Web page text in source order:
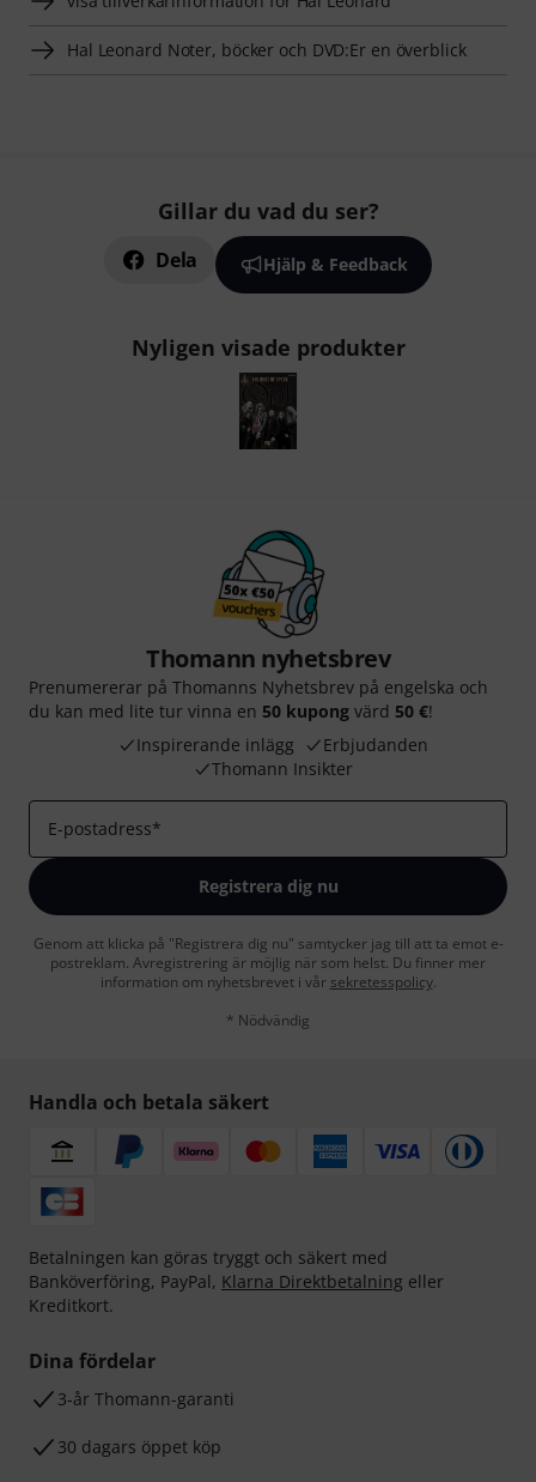
Hal Leonard Noter, böcker och DVD:Er en överblick
Gillar du vad du ser?
Dela Hjälp & Feedback
Nyligen visade produkter
Thomann nyhetsbrev
Prenumererar på Thomanns Nyhetsbrev på engelska och
du kan med lite tur vinna en 50 kupong värd 50 €!
Inspirerande inlägg
Erbjudanden
Thomann Insikter
E-postadress*
Registrera dig nu
Genom att klicka på "Registrera dig nu" samtycker jag till att ta emot e-
postreklam. Avregistrering är möjlig när som helst. Du finner mer
information om nyhetsbrevet i vår sekretesspolicy.
* Nödvändig
Handla och betala säkert
Betalningen kan göras tryggt och säkert med
Banköverföring, PayPal, Klarna Direktbetalning eller
Kreditkort.
Dina fördelar
3-år Thomann-garanti
30 dagars öppet köp